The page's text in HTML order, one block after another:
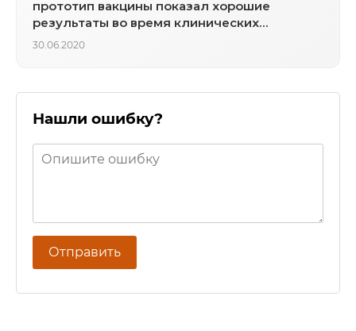
прототип вакцины показал хорошие
результаты во время клинических
испытаний
30.06.2020
Нашли ошибку?
Отправить